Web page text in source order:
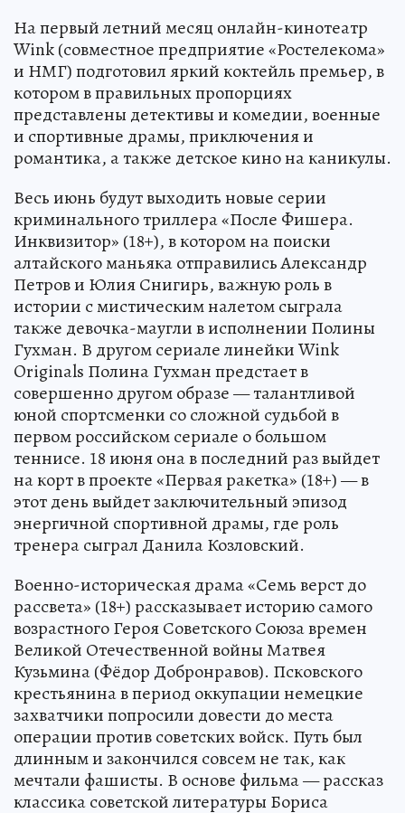
На первый летний месяц онлайн-кинотеатр
Wink (совместное предприятие «Ростелекома»
и НМГ) подготовил яркий коктейль премьер, в
котором в правильных пропорциях
представлены детективы и комедии, военные
и спортивные драмы, приключения и
романтика, а также детское кино на каникулы.
Весь июнь будут выходить новые серии
криминального триллера «После Фишера.
Инквизитор» (18+), в котором на поиски
алтайского маньяка отправились Александр
Петров и Юлия Снигирь, важную роль в
истории с мистическим налетом сыграла
также девочка-маугли в исполнении Полины
Гухман. В другом сериале линейки Wink
Originals Полина Гухман предстает в
совершенно другом образе — талантливой
юной спортсменки со сложной судьбой в
первом российском сериале о большом
теннисе. 18 июня она в последний раз выйдет
на корт в проекте «Первая ракетка» (18+) — в
этот день выйдет заключительный эпизод
энергичной спортивной драмы, где роль
тренера сыграл Данила Козловский.
Военно-историческая драма «Семь верст до
рассвета» (18+) рассказывает историю самого
возрастного Героя Советского Союза времен
Великой Отечественной войны Матвея
Кузьмина (Фёдор Добронравов). Псковского
крестьянина в период оккупации немецкие
захватчики попросили довести до места
операции против советских войск. Путь был
длинным и закончился совсем не так, как
мечтали фашисты. В основе фильма — рассказ
классика советской литературы Бориса